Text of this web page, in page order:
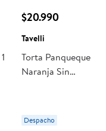
$20.990
Tavelli
Torta Panqueque
Naranja Sin
Tavelli
Despacho